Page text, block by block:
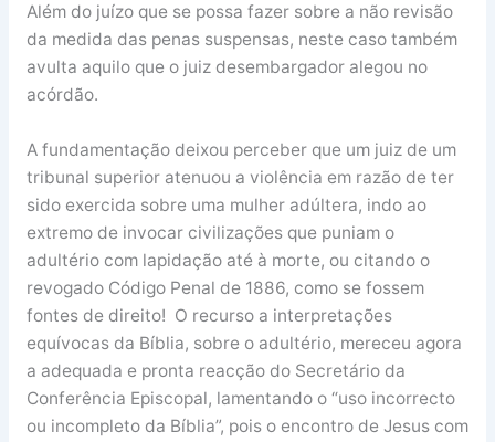
Além do juízo que se possa fazer sobre a não revisão
da medida das penas suspensas, neste caso também
avulta aquilo que o juiz desembargador alegou no
acórdão.
A fundamentação deixou perceber que um juiz de um
tribunal superior atenuou a violência em razão de ter
sido exercida sobre uma mulher adúltera, indo ao
extremo de invocar civilizações que puniam o
adultério com lapidação até à morte, ou citando o
revogado Código Penal de 1886, como se fossem
fontes de direito! O recurso a interpretações
equívocas da Bíblia, sobre o adultério, mereceu agora
a adequada e pronta reacção do Secretário da
Conferência Episcopal, lamentando o “uso incorrecto
ou incompleto da Bíblia”, pois o encontro de Jesus com